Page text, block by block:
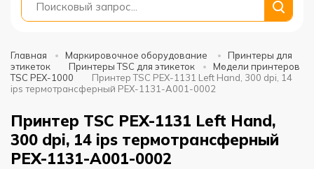
Главная Маркировочное оборудование
Принтеры для
этикеток
Принтеры TSC для этикеток
Модели принтеров
TSC PEX-1000
Принтер TSC PEX-1131 Left Hand, 300 dpi, 14
ips термотрансферный PEX-1131-A001-0002
Принтер TSC PEX-1131 Left Hand,
300 dpi, 14 ips термотрансферный
PEX-1131-A001-0002